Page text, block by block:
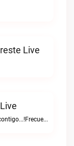
Live
La Frecuencia que Evoluciona contigo...!Frecuencia Evolutiva live